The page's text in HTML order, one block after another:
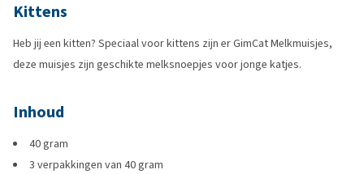
Kittens
Heb jij een kitten? Speciaal voor kittens zijn er GimCat Melkmuisjes,
deze muisjes zijn geschikte melksnoepjes voor jonge katjes.
Inhoud
40 gram
3 verpakkingen van 40 gram